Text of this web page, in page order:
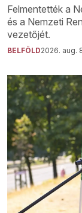
Felmentették a
és a Nemzeti
vezetőjét.
BELFÖLD2026. aug.